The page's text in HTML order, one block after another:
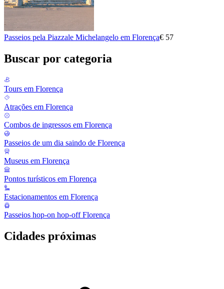
Passeios pela Piazzale Michelangelo em Florença€ 57
Buscar por categoria
Tours em Florença
Atrações em Florença
Combos de ingressos em Florença
Passeios de um dia saindo de Florença
Museus em Florença
Pontos turísticos em Florença
Estacionamentos em Florença
Passeios hop-on hop-off Florença
Cidades próximas